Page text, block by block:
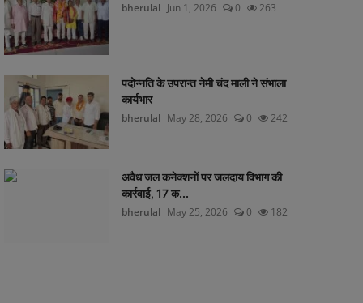
bherulal Jun 1, 2026 0 263
पदोन्नति के उपरान्त नेमी चंद माली ने संभाला
कार्यभार
bherulal May 28, 2026 0 242
अवैध जल कनेक्शनों पर जलदाय विभाग की
कार्रवाई, 17 क...
bherulal May 25, 2026 0 182